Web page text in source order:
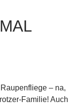
– na,
Familie! Auch